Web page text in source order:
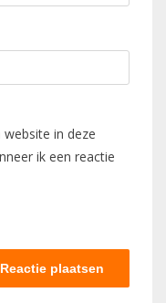
in deze
ik een reactie